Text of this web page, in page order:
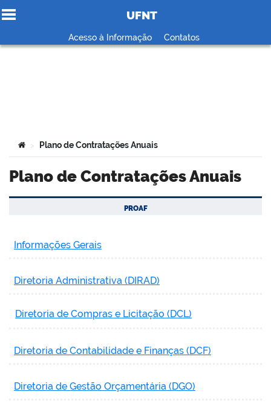
Ir para o conteúdo
UFNT
Acesso à Informação Contatos
Você está aqui:
> Plano de Contratações Anuais
Plano de Contratações Anuais
PROAF
Informações Gerais
Diretoria Administrativa (DIRAD)
Diretoria de Compras e Licitação (DCL)
Diretoria de Contabilidade e Finanças (DCF)
Diretoria de Gestão Orçamentária (DGO)